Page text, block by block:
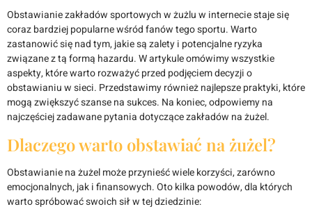
Obstawianie zakładów sportowych w żużlu w internecie staje się
coraz bardziej popularne wśród fanów tego sportu. Warto
zastanowić się nad tym, jakie są zalety i potencjalne ryzyka
związane z tą formą hazardu. W artykule omówimy wszystkie
aspekty, które warto rozważyć przed podjęciem decyzji o
obstawianiu w sieci. Przedstawimy również najlepsze praktyki, które
mogą zwiększyć szanse na sukces. Na koniec, odpowiemy na
najczęściej zadawane pytania dotyczące zakładów na żużel.
Dlaczego warto obstawiać na żużel?
Obstawianie na żużel może przynieść wiele korzyści, zarówno
emocjonalnych, jak i finansowych. Oto kilka powodów, dla których
warto spróbować swoich sił w tej dziedzinie: